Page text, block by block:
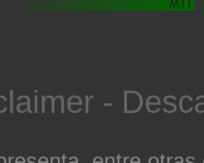
-